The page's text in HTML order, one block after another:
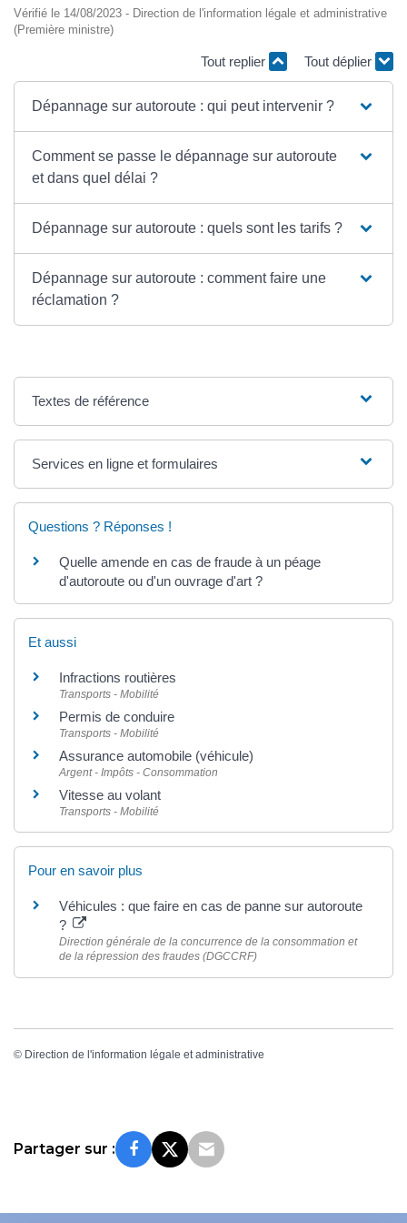
Vérifié le 14/08/2023 - Direction de l'information légale et administrative
(Première ministre)
Tout replier Tout déplier
Dépannage sur autoroute : qui peut intervenir ?
Comment se passe le dépannage sur autoroute
et dans quel délai ?
Dépannage sur autoroute : quels sont les tarifs ?
Dépannage sur autoroute : comment faire une
réclamation ?
Textes de référence
Services en ligne et formulaires
Questions ? Réponses !
Quelle amende en cas de fraude à un péage
d'autoroute ou d'un ouvrage d'art ?
Et aussi
Infractions routières
Transports - Mobilité
Permis de conduire
Transports - Mobilité
Assurance automobile (véhicule)
Argent - Impôts - Consommation
Vitesse au volant
Transports - Mobilité
Pour en savoir plus
Véhicules : que faire en cas de panne sur autoroute
?
Direction générale de la concurrence de la consommation et
de la répression des fraudes (DGCCRF)
© Direction de l'information légale et administrative
Partager sur :